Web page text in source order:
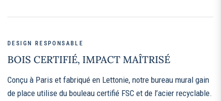
DESIGN RESPONSABLE
BOIS CERTIFIÉ, IMPACT MAÎTRISÉ
Conçu à Paris et fabriqué en Lettonie, notre bureau mural gain
de place utilise du bouleau certifié FSC et de l’acier recyclable.